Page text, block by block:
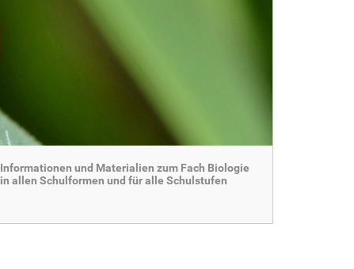
Informationen und Materialien zum Fach Biologie
in allen Schulformen und für alle Schulstufen